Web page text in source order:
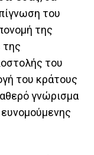
του
της
της
του
του κράτους
γνώρισμα